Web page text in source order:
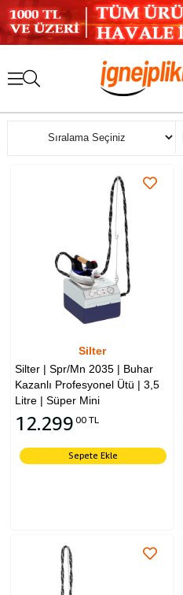
Sıralama
Silter
Silter | Spr/Mn 2035 | Buhar
Kazanlı Profesyonel Ütü | 3,5
Litre | Süper Mini
12.299 00 TL
Sepete Ekle